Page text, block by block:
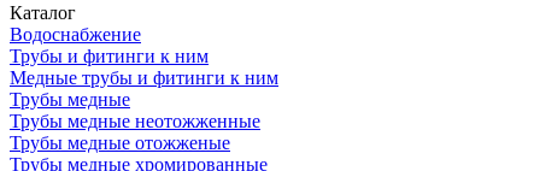
Каталог
Водоснабжение
Трубы и фитинги к ним
Медные трубы и фитинги к ним
Трубы медные
Трубы медные неотожженные
Трубы медные отожженые
Трубы медные хромированные